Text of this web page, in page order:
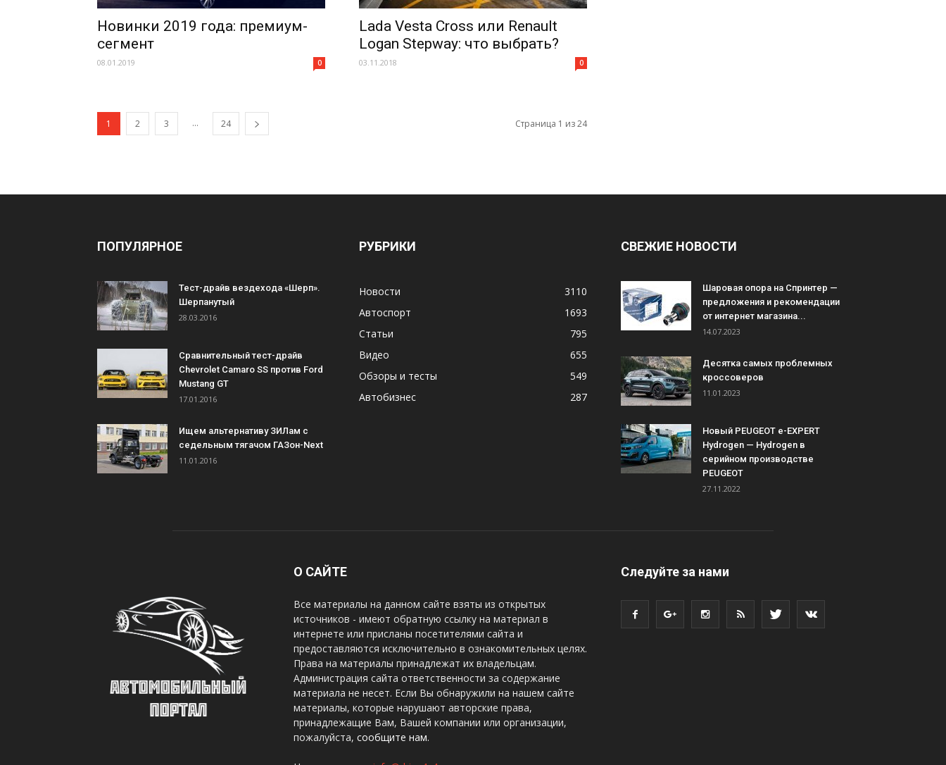
Новинки 2019 года: премиум-
сегмент
08.01.2019 0
Lada Vesta Cross или Renault
Logan Stepway: что выбрать?
03.11.2018 0
1 2 3 ... 24 Страница 1 из 24
ПОПУЛЯРНОЕ
Тест-драйв вездехода «Шерп».
Шерпанутый
28.03.2016
Сравнительный тест-драйв
Chevrolet Camaro SS против Ford
Mustang GT
17.01.2016
Ищем альтернативу ЗИЛам с
седельным тягачом ГАЗон-Next
11.01.2016
РУБРИКИ
Новости
3110
Автоспорт
1693
Статьи
795
Видео
655
Обзоры и тесты
549
Автобизнес
287
СВЕЖИЕ НОВОСТИ
Шаровая опора на Спринтер —
предложения и рекомендации
от интернет магазина...
14.07.2023
Десятка самых проблемных
кроссоверов
11.01.2023
Новый PEUGEOT e-EXPERT
Hydrogen — Hydrogen в
серийном производстве
PEUGEOT
27.11.2022
О САЙТЕ
Все материалы на данном сайте взяты из открытых
источников - имеют обратную ссылку на материал в
интернете или присланы посетителями сайта и
предоставляются исключительно в ознакомительных целях.
Права на материалы принадлежат их владельцам.
Администрация сайта ответственности за содержание
материала не несет. Если Вы обнаружили на нашем сайте
материалы, которые нарушают авторские права,
принадлежащие Вам, Вашей компании или организации,
пожалуйста, сообщите нам.
Следуйте за нами